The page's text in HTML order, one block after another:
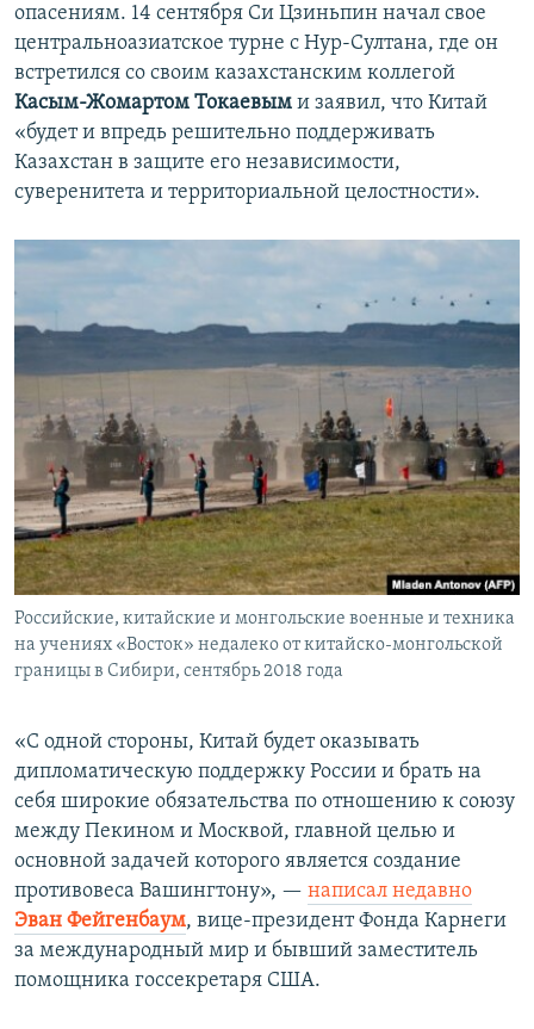
опасениям. 14 сентября Си Цзиньпин начал свое
центральноазиатское турне с Нур-Султана, где он
встретился со своим казахстанским коллегой
Касым-Жомартом Токаевым и заявил, что Китай
«будет и впредь решительно поддерживать
Казахстан в защите его независимости,
суверенитета и территориальной целостности».
Российские, китайские и монгольские военные и техника
на учениях «Восток» недалеко от китайско-монгольской
границы в Сибири, сентябрь 2018 года
«С одной стороны, Китай будет оказывать
дипломатическую поддержку России и брать на
себя широкие обязательства по отношению к союзу
между Пекином и Москвой, главной целью и
основной задачей которого является создание
противовеса Вашингтону», — написал недавно
Эван Фейгенбаум, вице-президент Фонда Карнеги
за международный мир и бывший заместитель
помощника госсекретаря США.